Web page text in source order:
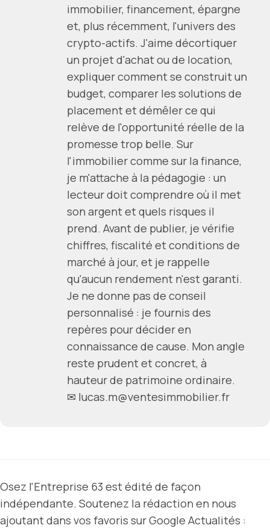
immobilier, financement, épargne
et, plus récemment, l'univers des
crypto-actifs. J'aime décortiquer
un projet d'achat ou de location,
expliquer comment se construit un
budget, comparer les solutions de
placement et démêler ce qui
relève de l'opportunité réelle de la
promesse trop belle. Sur
l'immobilier comme sur la finance,
je m'attache à la pédagogie : un
lecteur doit comprendre où il met
son argent et quels risques il
prend. Avant de publier, je vérifie
chiffres, fiscalité et conditions de
marché à jour, et je rappelle
qu'aucun rendement n'est garanti.
Je ne donne pas de conseil
personnalisé : je fournis des
repères pour décider en
connaissance de cause. Mon angle
reste prudent et concret, à
hauteur de patrimoine ordinaire.
✉ lucas.m@ventesimmobilier.fr
Osez l'Entreprise 63 est édité de façon
indépendante. Soutenez la rédaction en nous
ajoutant dans vos favoris sur Google Actualités :